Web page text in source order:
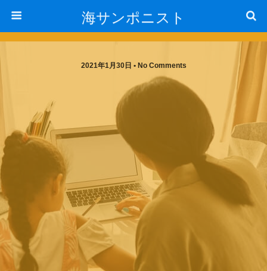
海サンポニスト
2021年1月30日 • No Comments